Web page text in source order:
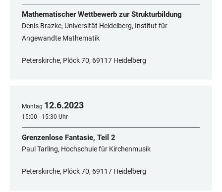
Mathematischer Wettbewerb zur Strukturbildung
Denis Brazke, Universität Heidelberg, Institut für
Angewandte Mathematik
Peterskirche, Plöck 70, 69117 Heidelberg
Montag 12.6.2023
15:00 - 15:30 Uhr
Grenzenlose Fantasie, Teil 2
Paul Tarling, Hochschule für Kirchenmusik
Peterskirche, Plöck 70, 69117 Heidelberg